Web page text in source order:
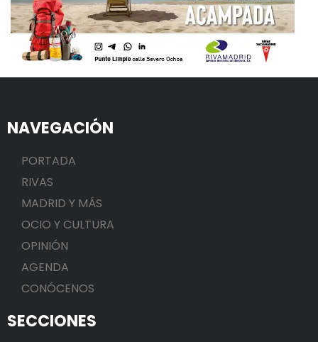
NAVEGACIÓN
PORTADA
RIVAS
MADRID Y MÁS
OCIO Y CULTURA
OPINIÓN
AGENDA
CONÓCENOS
SECCIONES